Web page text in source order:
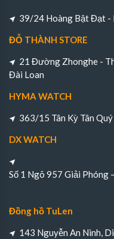
39/24 Hoàng Bật Đạt -
ĐỖ THÀNH STORE
21 Đường Zhonghe -
Đài Loan
HYMA WATCH
363/15 Tân Kỳ Tân
DX WATCH
Số 1 Ngõ 957 Giải Phóng
Đồng hồ TuLen
143 Nguyễn An Ninh,